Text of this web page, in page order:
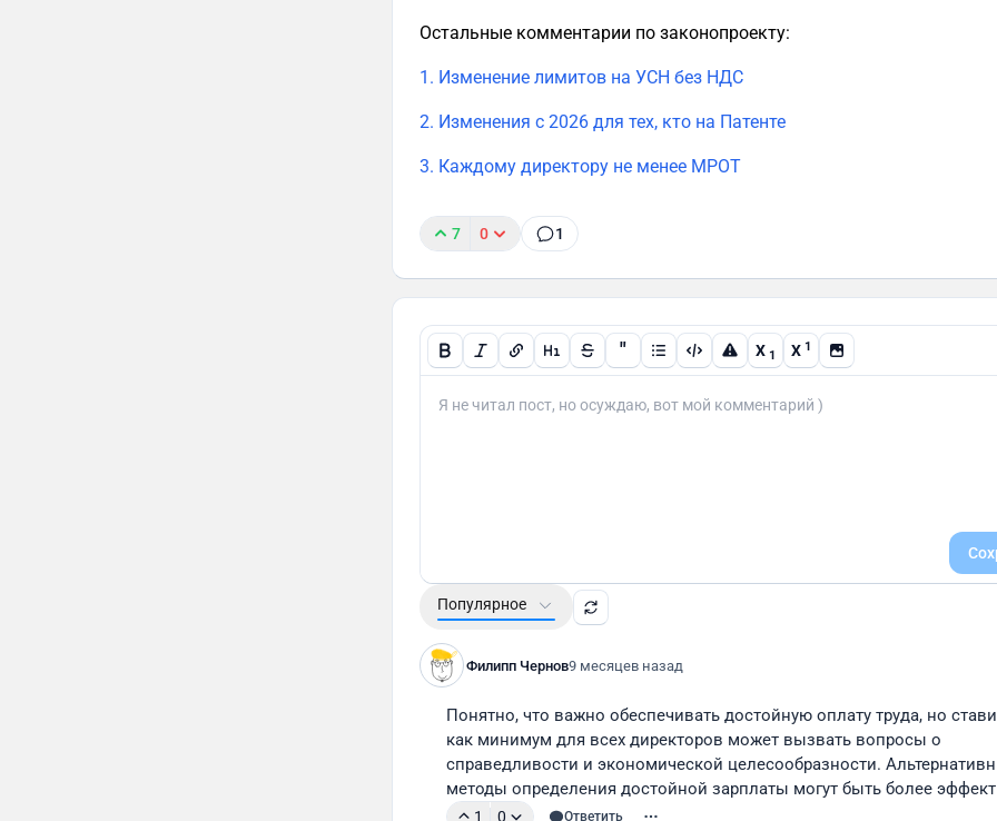
Остальные комментарии по законопроекту:
1. Изменение лимитов на УСН без НДС
2. Изменения с 2026 для тех, кто на Патенте
3. Каждому директору не менее МРОТ
7 0 1
" X 1 X 1
Популярное
Филипп Чернов9 месяцев назад
Понятно, что важно обеспечивать достойную оплату труда, но
как минимум для всех директоров может вызвать вопросы о
справедливости и экономической целесообразности.
методы определения достойной зарплаты могут быть более
1 0 Ответить